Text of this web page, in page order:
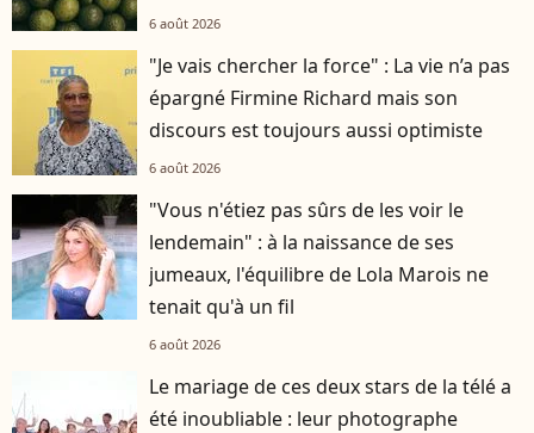
6 août 2026
"Je vais chercher la force" : La vie n’a pas
épargné Firmine Richard mais son
discours est toujours aussi optimiste
6 août 2026
"Vous n'étiez pas sûrs de les voir le
lendemain" : à la naissance de ses
jumeaux, l'équilibre de Lola Marois ne
tenait qu'à un fil
6 août 2026
Le mariage de ces deux stars de la télé a
été inoubliable : leur photographe